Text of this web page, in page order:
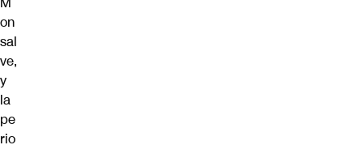
on
sal
ve,
y
la
pe
rio